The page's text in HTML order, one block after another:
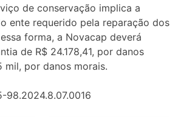
de conservação implica a
ente requerido pela reparação dos
forma, a Novacap deverá
de R$ 24.178,41, por danos
mil, por danos morais.
98.2024.8.07.0016